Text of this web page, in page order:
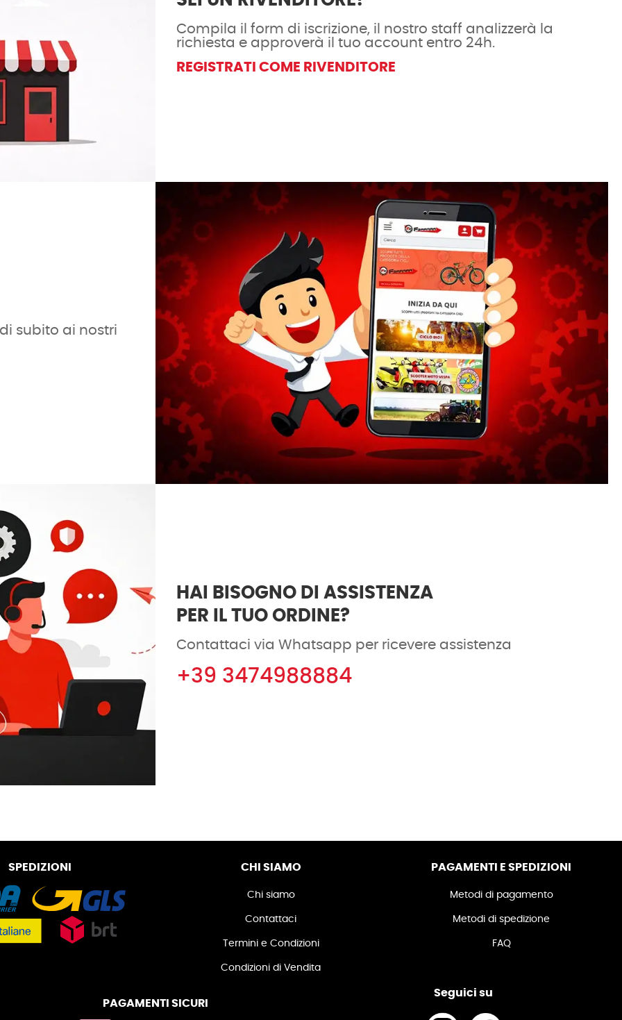
Compila il form di iscrizione, il nostro staff analizzerà la
richiesta e approverà il tuo account entro 24h.
REGISTRATI COME RIVENDITORE
subito ai nostri
HAI BISOGNO DI ASSISTENZA
PER IL TUO ORDINE?
Contattaci via Whatsapp per ricevere assistenza
+39 3474988884
SPEDIZIONI CHI SIAMO
Chi siamo
Contattaci
Termini e Condizioni
Condizioni di Vendita
PAGAMENTI E SPEDIZIONI
Metodi di pagamento
Metodi di spedizione
FAQ
PAGAMENTI SICURI
Seguici su